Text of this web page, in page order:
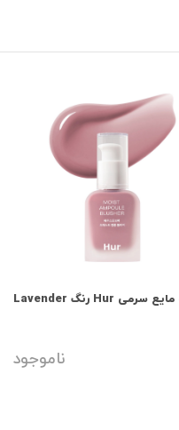
رژگونه مایع سرمی Hur رنگ Lavender
ناموجود